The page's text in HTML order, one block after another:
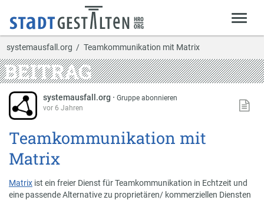
systemausfall.org Teamkommunikation mit Matrix
BEITRAG
systemausfall.org ·Gruppe abonnieren
vor 6 Jahren
Teamkommunikation mit
Matrix
Matrix ist ein freier Dienst für Teamkommunikation in Echtzeit und
eine passende Alternative zu proprietären/ kommerziellen Diensten